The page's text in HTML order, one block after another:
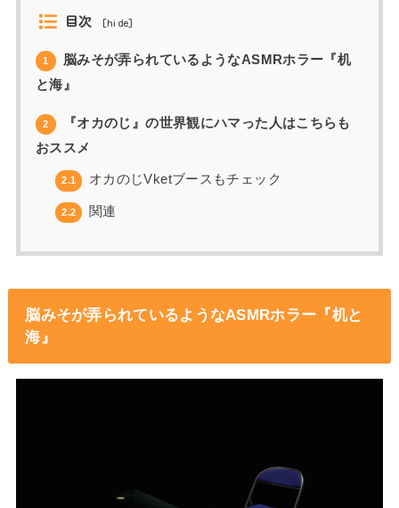
目次 [hide]
1
脳みそが弄られているようなASMRホラー『机
と海』
2
『オカのじ』の世界観にハマった人はこちらも
おススメ
2.1 オカのじVketブースもチェック
2.2 関連
脳みそが弄られているようなASMRホラー『机と
海』